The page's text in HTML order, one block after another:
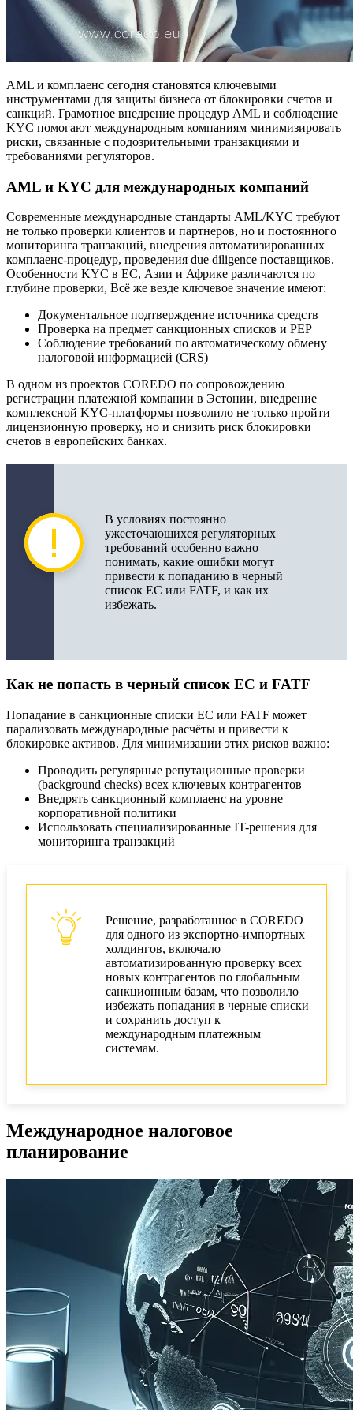
AML и комплаенс сегодня становятся ключевыми
инструментами для защиты бизнеса от блокировки счетов и
санкций. Грамотное внедрение процедур AML и соблюдение
KYC помогают международным компаниям минимизировать
риски, связанные с подозрительными транзакциями и
требованиями регуляторов.
AML и KYC для международных компаний
Современные международные стандарты AML/KYC требуют
не только проверки клиентов и партнеров, но и постоянного
мониторинга транзакций, внедрения автоматизированных
комплаенс-процедур, проведения due diligence поставщиков.
Особенности KYC в ЕС, Азии и Африке различаются по
глубине проверки, Всё же везде ключевое значение имеют:
Документальное подтверждение источника средств
Проверка на предмет санкционных списков и PEP
Соблюдение требований по автоматическому обмену
налоговой информацией (CRS)
В одном из проектов COREDO по сопровождению
регистрации платежной компании в Эстонии, внедрение
комплексной KYC-платформы позволило не только пройти
лицензионную проверку, но и снизить риск блокировки
счетов в европейских банках.
В условиях постоянно
ужесточающихся регуляторных
требований особенно важно
понимать, какие ошибки могут
привести к попаданию в черный
список ЕС или FATF, и как их
избежать.
Как не попасть в черный список ЕС и FATF
Попадание в санкционные списки ЕС или FATF может
парализовать международные расчёты и привести к
блокировке активов. Для минимизации этих рисков важно:
Проводить регулярные репутационные проверки
(background checks) всех ключевых контрагентов
Внедрять санкционный комплаенс на уровне
корпоративной политики
Использовать специализированные IT-решения для
мониторинга транзакций
Решение, разработанное в COREDO
для одного из экспортно-импортных
холдингов, включало
автоматизированную проверку всех
новых контрагентов по глобальным
санкционным базам, что позволило
избежать попадания в черные списки
и сохранить доступ к
международным платежным
системам.
Международное налоговое
планирование